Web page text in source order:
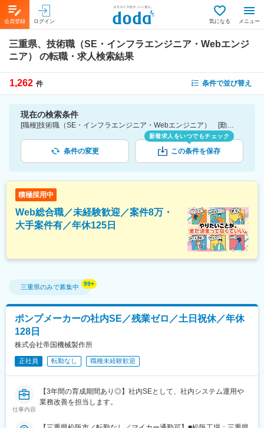
会員登録 ログイン 気になる メニュー
三重県、技術職（SE・インフラエンジニア・Webエンジ
ニア）
の転職・求人検索結果
1,262 件 条件で並び替え
現在の検索条件
[職種]技術職（SE・インフラエンジニア・Webエンジニア） [勤務地]三重県
条件の変更
新着求人をいつでもチェック
この条件を保存
積極採用中
Web総合職／未経験歓迎／案件8万・
大手案件有／年休125日
三重県のみで募集中
ポンプメーカーの社内SE／残業ゼロ／土日祝休／年休
128日
株式会社帝国機械製作所
正社員 転勤なし 職種未経験歓迎
仕事内容
【3年間の育成期間あり◎】社内SEとして、社内システム運用や
業務改善を担当します。